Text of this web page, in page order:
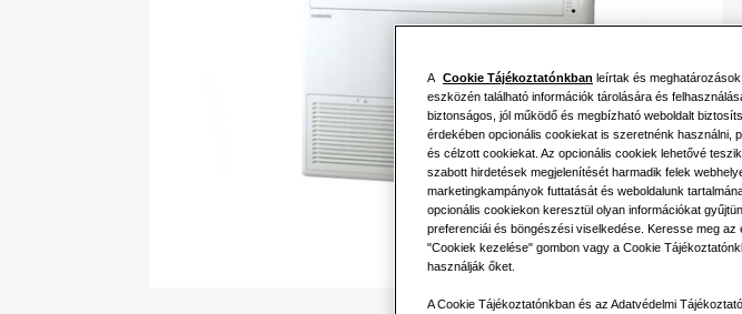
A Cookie Tájékoztatónkban leírtak és
eszközén található információk tárolására és
biztonságos, jól működő és megbízható weboldalt
érdekében opcionális cookiekat is szeretnénk használni,
és célzott cookiekat. Az opcionális cookiek lehetővé
szabott hirdetések megjelenítését harmadik felek
marketingkampányok futtatását és weboldalunk
opcionális cookiekon keresztül olyan információkat
preferenciái és böngészési viselkedése. Keresse meg
"Cookiek kezelése" gombon vagy a Cookie
használják őket.
A Cookie Tájékoztatónkban és az Adatvédelmi